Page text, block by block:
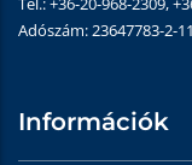
Adószám: 23647783-2-11
Információk